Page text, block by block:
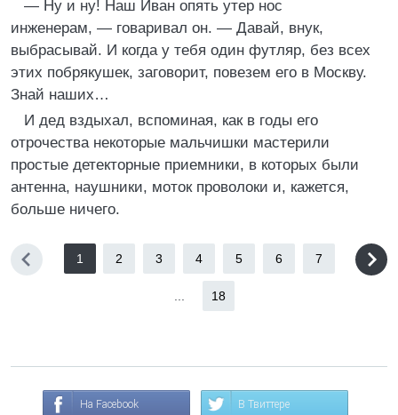
— Ну и ну! Наш Иван опять утер нос
инженерам, — говаривал он. — Давай, внук,
выбрасывай. И когда у тебя один футляр, без всех
этих побрякушек, заговорит, повезем его в Москву.
Знай наших…
И дед вздыхал, вспоминая, как в годы его
отрочества некоторые мальчишки мастерили
простые детекторные приемники, в которых были
антенна, наушники, моток проволоки и, кажется,
больше ничего.
1 2 3 4 5 6 7
18
На Facebook В Твиттере